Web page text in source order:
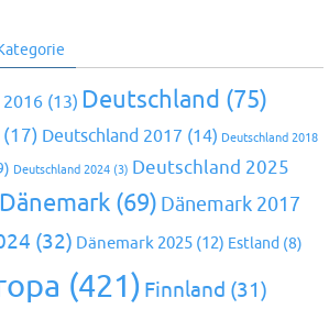
(13) Deutschland (75)
(17) Deutschland 2017 (14) Deutschland 2018
Deutschland 2024 (3) Deutschland 2025
Dänemark (69) Dänemark 2017
(32) Dänemark 2025 (12) Estland (8)
(421) Finnland (31)